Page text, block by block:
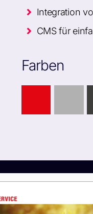
Integration
CMS für
Farben